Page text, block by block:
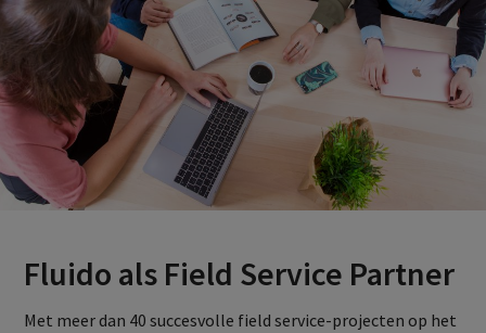
Fluido als Field Service Partner
Met meer dan 40 succesvolle field service-projecten op het